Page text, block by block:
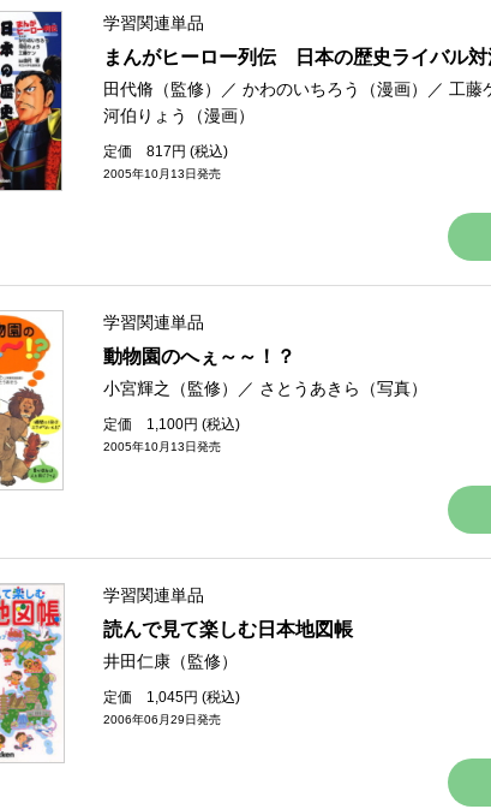
学習関連単品
まんがヒーロー列伝 日本の歴史ライバル対
田代脩（監修） ／ かわのいちろう（漫画） ／ 工藤
河伯りょう（漫画）
定価 817円 (税込)
2005年10月13日発売
学習関連単品
動物園のへぇ～～！？
小宮輝之（監修） ／ さとうあきら（写真）
定価 1,100円 (税込)
2005年10月13日発売
学習関連単品
読んで見て楽しむ日本地図帳
井田仁康（監修）
定価 1,045円 (税込)
2006年06月29日発売